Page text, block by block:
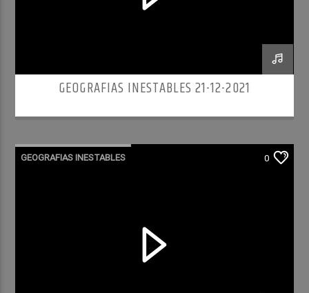
GEOGRAFIAS INESTABLES 21-12-2021
GEOGRAFIAS INESTABLES 0